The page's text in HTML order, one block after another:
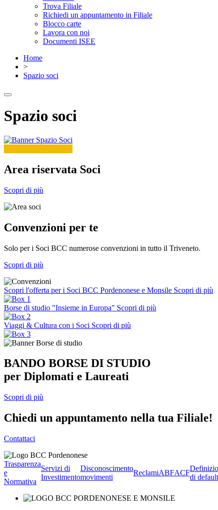
Trova Filiale
Richiedi un appuntamento in Filiale
Blocco carte
Lavora con noi
Documenti ISEE
Home
>
Spazio soci
Spazio soci
Area riservata Soci
Scopri di più
Convenzioni per te
Solo per i Soci BCC numerose convenzioni in tutto il Triveneto.
Scopri di più
Scopri l'offerta per i Soci BCC Pordenonese e Monsile Scopri di più
Borse di studio "Insieme in Europa" Scopri di più
Viaggi & Cultura con i Soci Scopri di più
BANDO BORSE DI STUDIO
per Diplomati e Laureati
Scopri di più
Chiedi un appuntamento nella tua Filiale!
Contattaci
Trasparenza
e
Normativa
Servizi di
Investimento
Disconoscimento
movimenti
ReclamiABFACF
di default